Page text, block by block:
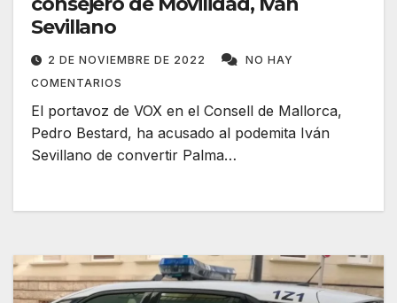
Sevillano
2 DE NOVIEMBRE DE 2022
NO HAY
COMENTARIOS
El portavoz de VOX en el Consell de Mallorca,
Pedro Bestard, ha acusado al podemita Iván
Sevillano de convertir Palma…